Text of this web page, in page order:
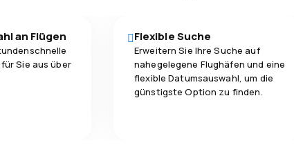
an Flügen
Sie aus über
Flexible Suche
Erweitern Sie Ihre Suche auf
nahegelegene Flughäfen und eine
flexible Datumsauswahl, um die
günstigste Option zu finden.